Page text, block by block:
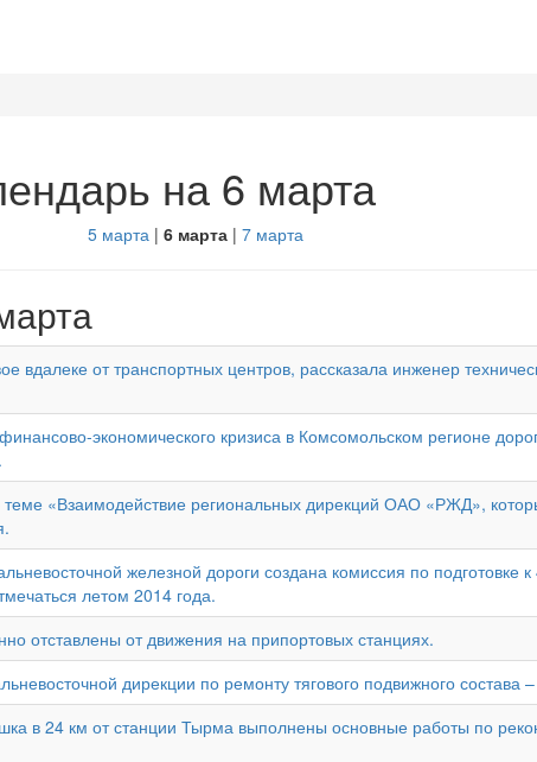
на 6 марта
5 марта | 6 марта | 7 марта
вдалеке от транспортных центров, рассказала инженер
экономического кризиса в Комсомольском регионе
теме «Взаимодействие региональных дирекций ОАО «РЖД»,
железной дороги создана комиссия по подготовке
летом 2014 года.
отставлены от движения на припортовых станциях.
дирекции по ремонту тягового подвижного состава
в 24 км от станции Тырма выполнены основные работы по